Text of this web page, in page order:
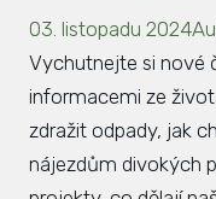
03. listopadu 2024
Vychutnejte si nové
informacemi ze
zdražit odpady, jak
nájezdům divokých